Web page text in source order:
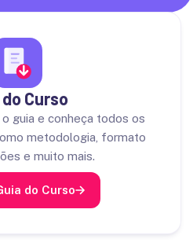
do Curso
guia e conheça todos os
metodologia, formato
e muito mais.
do Curso